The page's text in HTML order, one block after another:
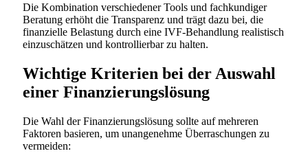
Die Kombination verschiedener Tools und fachkundiger
Beratung erhöht die Transparenz und trägt dazu bei, die
finanzielle Belastung durch eine IVF-Behandlung realistisch
einzuschätzen und kontrollierbar zu halten.
Wichtige Kriterien bei der Auswahl
einer Finanzierungslösung
Die Wahl der Finanzierungslösung sollte auf mehreren
Faktoren basieren, um unangenehme Überraschungen zu
vermeiden: